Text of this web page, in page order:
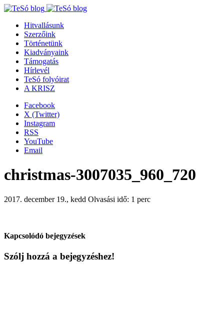
Hitvallásunk
Szerzőink
Történetünk
Kiadványaink
Támogatás
Hírlevél
TeSó folyóirat
A KRISZ
Facebook
X (Twitter)
Instagram
RSS
YouTube
Email
christmas-3007035_960_720
2017. december 19., kedd Olvasási idő: 1 perc
Kapcsolódó bejegyzések
Szólj hozzá a bejegyzéshez!